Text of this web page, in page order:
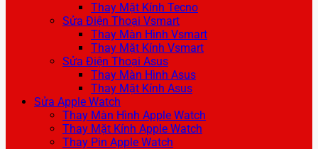
Thay Mặt Kính Tecno
Sửa Điện Thoại Vsmart
Thay Màn Hình Vsmart
Thay Mặt Kính Vsmart
Sửa Điện Thoại Asus
Thay Màn Hình Asus
Thay Mặt Kính Asus
Sửa Apple Watch
Thay Màn Hình Apple Watch
Thay Mặt Kính Apple Watch
Thay Pin Apple Watch